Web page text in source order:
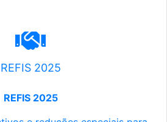
REFIS 2025
REFIS 2025